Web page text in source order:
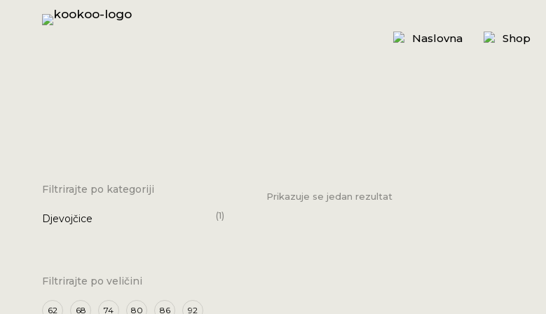
Naslovna Shop
Prikazuje se jedan rezultat
Filtrirajte po kategoriji
Djevojčice (1)
Filtrirajte po veličini
62 68 74 80 86 92